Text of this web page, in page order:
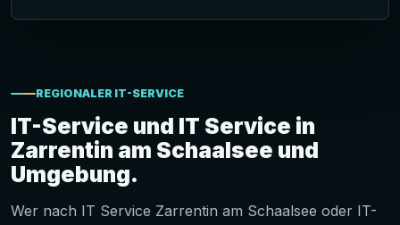
REGIONALER IT-SERVICE
IT-Service und IT Service in
Zarrentin am Schaalsee und
Umgebung.
Wer nach IT Service Zarrentin am Schaalsee oder IT-